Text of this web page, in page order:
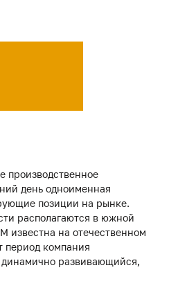
производственное
день одноименная
позиции на рынке.
располагаются в южной
известна на отечественном
период компания
динамично развивающийся,